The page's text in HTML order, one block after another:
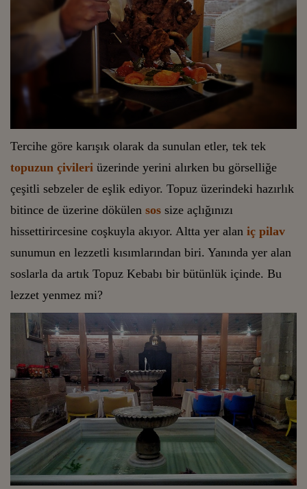
Tercihe göre karışık olarak da sunulan etler, tek tek
topuzun çivileri üzerinde yerini alırken bu görselliğe
çeşitli sebzeler de eşlik ediyor. Topuz üzerindeki hazırlık
bitince de üzerine dökülen sos size açlığınızı
hissettirircesine coşkuyla akıyor. Altta yer alan iç pilav
sunumun en lezzetli kısımlarından biri. Yanında yer alan
soslarla da artık Topuz Kebabı bir bütünlük içinde. Bu
lezzet yenmez mi?